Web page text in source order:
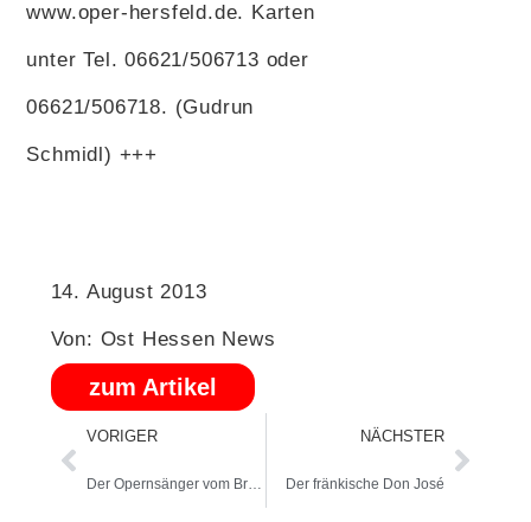
www.oper-hersfeld.de. Karten
unter Tel. 06621/506713 oder
06621/506718. (Gudrun
Schmidl) +++
14. August 2013
Von: Ost Hessen News
zum Artikel
VORIGER
Der Opernsänger vom Brand
NÄCHSTER
Der fränkische Don José